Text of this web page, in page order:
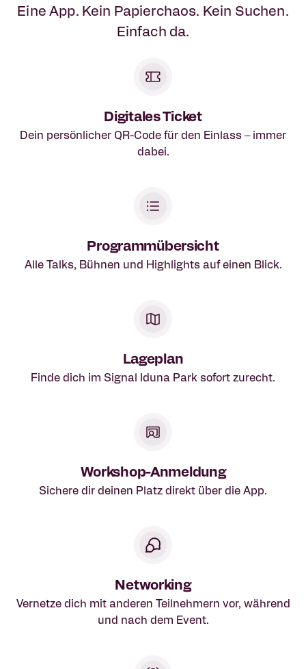
Eine App. Kein Papierchaos. Kein Suchen.
Einfach da.
Digitales Ticket
Dein persönlicher QR-Code für den Einlass – immer
dabei.
Programmübersicht
Alle Talks, Bühnen und Highlights auf einen Blick.
Lageplan
Finde dich im Signal Iduna Park sofort zurecht.
Workshop-Anmeldung
Sichere dir deinen Platz direkt über die App.
Networking
Vernetze dich mit anderen Teilnehmern vor, während
und nach dem Event.